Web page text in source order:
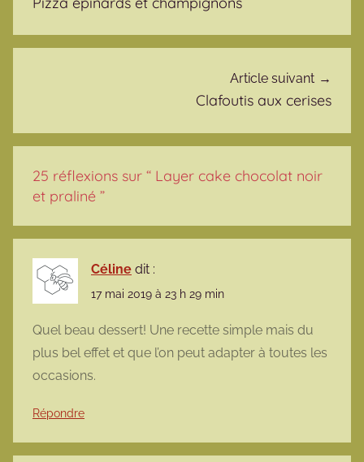
Article suivant
Clafoutis aux cerises
25 réflexions sur “ Layer cake chocolat noir
et praliné ”
Céline dit :
17 mai 2019 à 23 h 29 min
Quel beau dessert! Une recette simple mais du
plus bel effet et que l’on peut adapter à toutes les
occasions.
Répondre